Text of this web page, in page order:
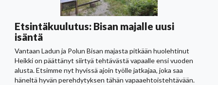
Etsintäkuulutus: Bisan majalle uusi
isäntä
Vantaan Ladun ja Polun Bisan majasta pitkään huolehtinut
Heikki on päättänyt siirtyä tehtävästä vapaalle ensi vuoden
alusta. Etsimme nyt hyvissä ajoin työlle jatkajaa, joka saa
häneltä hyvän perehdytyksen tähän vapaaehtoistehtävään.